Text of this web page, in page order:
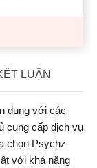
LUẬN
dụng với các
cung cấp dịch vụ
chọn Psychz
với khả năng